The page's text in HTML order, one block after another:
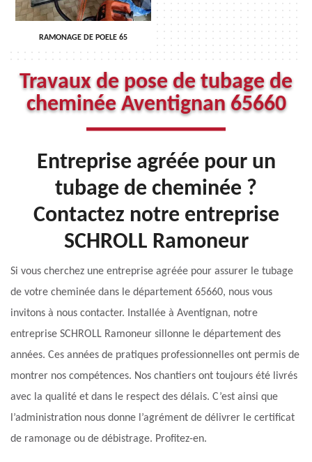
RAMONAGE DE POELE 65
Travaux de pose de tubage de
cheminée Aventignan 65660
Entreprise agréée pour un
tubage de cheminée ?
Contactez notre entreprise
SCHROLL Ramoneur
Si vous cherchez une entreprise agréée pour assurer le tubage
de votre cheminée dans le département 65660, nous vous
invitons à nous contacter. Installée à Aventignan, notre
entreprise SCHROLL Ramoneur sillonne le département des
années. Ces années de pratiques professionnelles ont permis de
montrer nos compétences. Nos chantiers ont toujours été livrés
avec la qualité et dans le respect des délais. C’est ainsi que
l’administration nous donne l’agrément de délivrer le certificat
de ramonage ou de débistrage. Profitez-en.